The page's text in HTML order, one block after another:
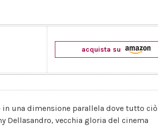
acquista su
una dimensione parallela dove tutto
Dellasandro, vecchia gloria del cinema